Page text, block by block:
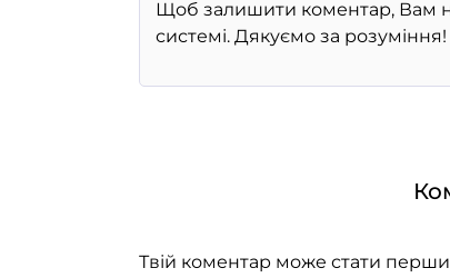
Твій коментар може стати